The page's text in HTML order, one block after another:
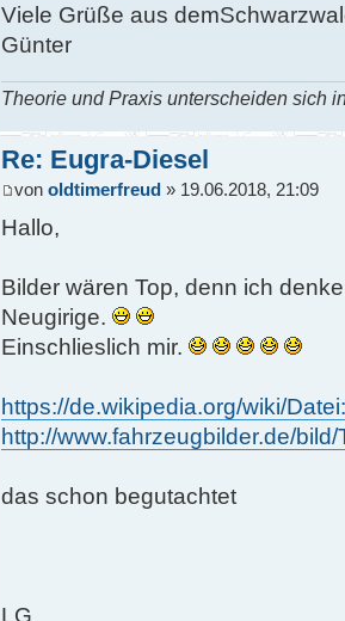
Viele Grüße aus
Günter
Theorie und Praxis unterscheiden sich
Re: Eugra-Diesel
von oldtimerfreud » 19.06.2018, 21:09
Hallo,
Bilder wären Top, denn ich
Neugirige.
Einschlieslich mir.
https://de.wikipedia.org/wiki/
http://www.fahrzeugbilder.de/
das schon begutachtet
LG